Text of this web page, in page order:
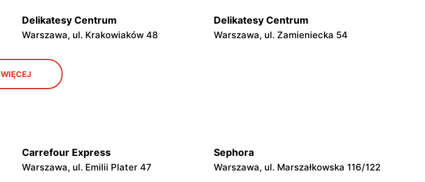
Delikatesy Centrum
Warszawa, ul. Krakowiaków 48
Delikatesy Centrum
Warszawa, ul. Zamieniecka 54
Delikatesy Centrum
Warszawa, ul. Kłobucka 8b
Delikatesy Centrum
Piastów, ul. Witolda Pileckiego 2
Delikatesy Centrum
Warszawa, ul. Pontonierów 11
WIĘCEJ
Carrefour Express
Warszawa, ul. Emilii Plater 47
Sephora
Warszawa, ul. Marszałkowska 116/122